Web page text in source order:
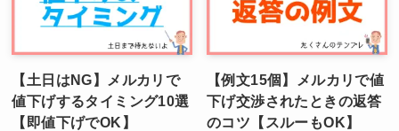
【土日はNG】メルカリで
値下げするタイミング10選
【即値下げでOK】
【例文15個】メルカリで値
下げ交渉されたときの返答
のコツ【スルーもOK】